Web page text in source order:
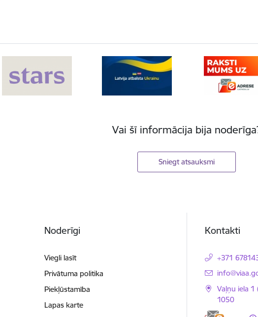
Vai šī informācija bija
Sniegt atsauksmi
Noderīgi
Viegli lasīt
Privātuma politika
Piekļūstamība
Lapas karte
Kontakti
+371
E-pasts:
Vaļņu iela 1
1050